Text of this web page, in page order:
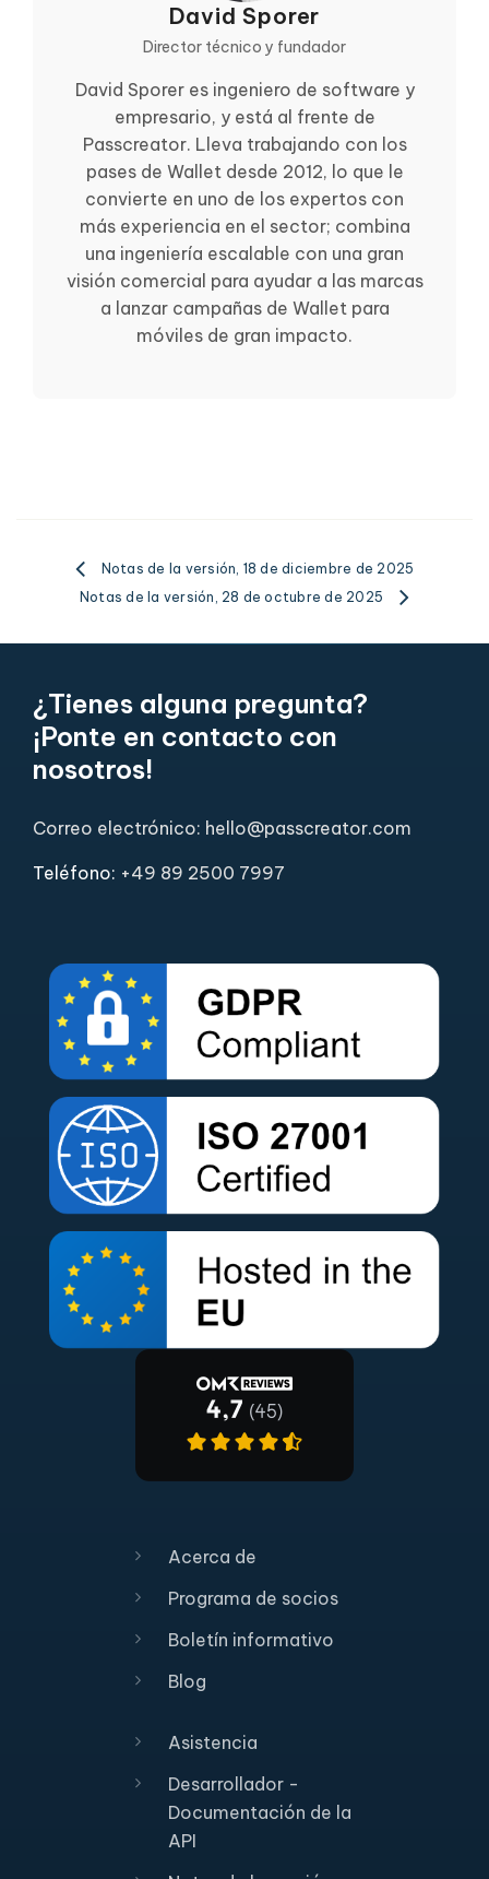
David Sporer
Director técnico y fundador
David Sporer es ingeniero de software y
empresario, y está al frente de
Passcreator. Lleva trabajando con los
pases de Wallet desde 2012, lo que le
convierte en uno de los expertos con
más experiencia en el sector; combina
una ingeniería escalable con una gran
visión comercial para ayudar a las marcas
a lanzar campañas de Wallet para
móviles de gran impacto.
Notas de la versión, 18 de diciembre de 2025
Notas de la versión, 28 de octubre de 2025
¿Tienes alguna pregunta?
¡Ponte en contacto con
nosotros!
Correo electrónico: hello@passcreator.com
Teléfono: +49 89 2500 7997
Acerca de
Programa de socios
Boletín informativo
Blog
Asistencia
Desarrollador -
Documentación de la
API